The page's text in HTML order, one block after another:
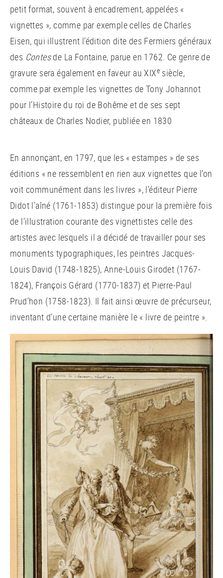
petit format, souvent à encadrement, appelées «
vignettes », comme par exemple celles de Charles
Eisen, qui illustrent l’édition dite des Fermiers généraux
des Contesde La Fontaine, parue en 1762. Ce genre de
gravure sera également en faveur au XIXe siècle,
comme par exemple les vignettes de Tony Johannot
pour l’Histoire du roi de Bohême et de ses sept
châteaux de Charles Nodier, publiée en 1830
En annonçant, en 1797, que les « estampes » de ses
éditions « ne ressemblent en rien aux vignettes que l’on
voit communément dans les livres », l’éditeur Pierre
Didot l’aîné (1761-1853) distingue pour la première fois
de l’illustration courante des vignettistes celle des
artistes avec lesquels il a décidé de travailler pour ses
monuments typographiques, les peintres Jacques-
Louis David (1748-1825), Anne-Louis Girodet (1767-
1824), François Gérard (1770-1837) et Pierre-Paul
Prud’hon (1758-1823). Il fait ainsi œuvre de précurseur,
inventant d’une certaine manière le « livre de peintre ».